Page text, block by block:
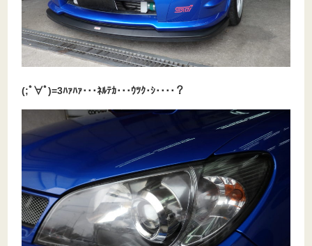
(;ﾟ∀ﾟ)=3ﾊｧﾊｧ･･･ﾈﾙﾃｶ･･･ｳﾂｸ･ｼ････？